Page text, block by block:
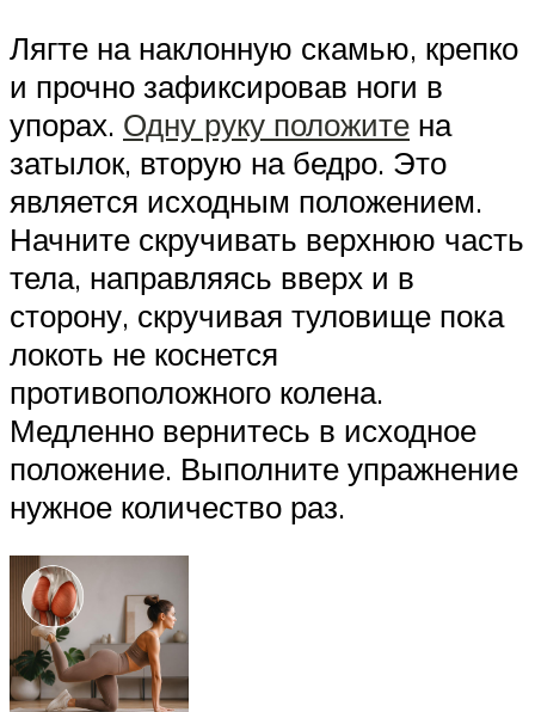
Лягте на наклонную скамью, крепко
и прочно зафиксировав ноги в
упорах. Одну руку положите на
затылок, вторую на бедро. Это
является исходным положением.
Начните скручивать верхнюю часть
тела, направляясь вверх и в
сторону, скручивая туловище пока
локоть не коснется
противоположного колена.
Медленно вернитесь в исходное
положение. Выполните упражнение
нужное количество раз.